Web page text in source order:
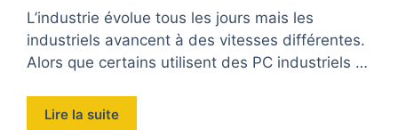
L’industrie évolue tous les jours mais les
industriels avancent à des vitesses différentes.
Alors que certains utilisent des PC industriels …
Lire la suite